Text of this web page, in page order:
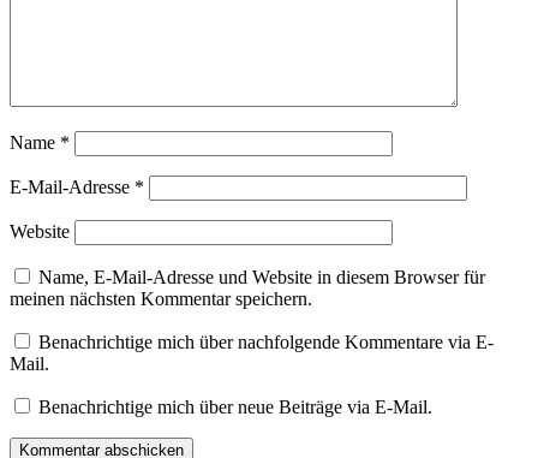
Name *
E-Mail-Adresse *
Website
Name, E-Mail-Adresse und Website in diesem Browser für
meinen nächsten Kommentar speichern.
Benachrichtige mich über nachfolgende Kommentare via E-
Mail.
Benachrichtige mich über neue Beiträge via E-Mail.